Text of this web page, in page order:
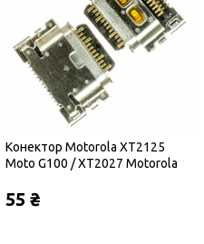
Конектор Motorola XT2125
Moto G100 / XT2027 Motorola
55 ₴